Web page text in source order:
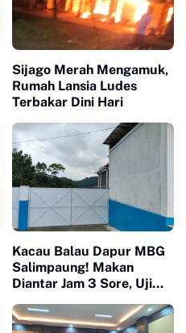
Sijago Merah Mengamuk,
Rumah Lansia Ludes
Terbakar Dini Hari
Kacau Balau Dapur MBG
Salimpaung! Makan
Diantar Jam 3 Sore, Uji
SPPG 'Menghilang'